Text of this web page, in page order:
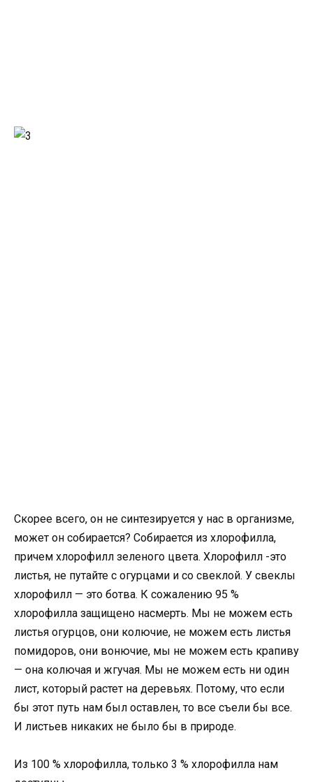
Скорее всего, он не синтезируется у нас в организме,
может он собирается? Собирается из хлорофилла,
причем хлорофилл зеленого цвета. Хлорофилл -это
листья, не путайте с огурцами и со свеклой. У свеклы
хлорофилл — это ботва. К сожалению 95 %
хлорофилла защищено насмерть. Мы не можем есть
листья огурцов, они колючие, не можем есть листья
помидоров, они вонючие, мы не можем есть крапиву
— она колючая и жгучая. Мы не можем есть ни один
лист, который растет на деревьях. Потому, что если
бы этот путь нам был оставлен, то все съели бы все.
И листьев никаких не было бы в природе.
Из 100 % хлорофилла, только 3 % хлорофилла нам